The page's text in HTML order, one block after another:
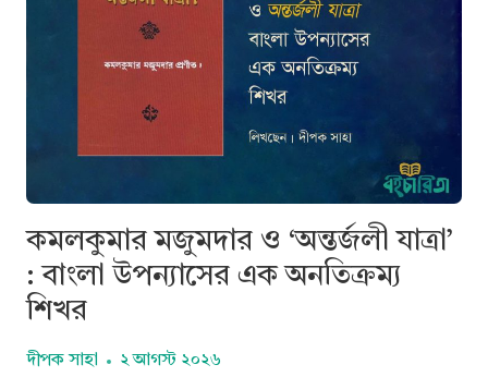
আলো
পরম
কমলকুমার মজুমদার ও ‘অন্তর্জলী যাত্রা’
: বাংলা উপন্যাসের এক অনতিক্রম্য
শিখর
দীপক সাহা ২ আগস্ট ২০২৬